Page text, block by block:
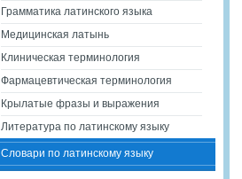
Грамматика латинского языка
Медицинская латынь
Клиническая терминология
Фармацевтическая терминология
Крылатые фразы и выражения
Литература по латинскому языку
Словари по латинскому языку